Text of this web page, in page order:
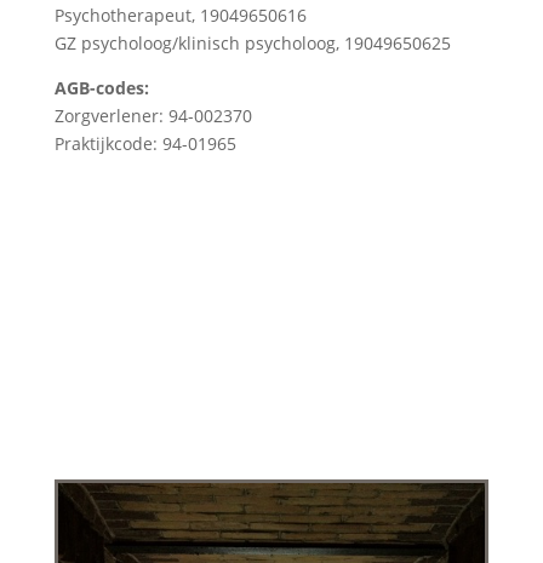
Psychotherapeut, 19049650616
GZ psycholoog/klinisch psycholoog, 19049650625
AGB-codes:
Zorgverlener: 94-002370
Praktijkcode: 94-01965